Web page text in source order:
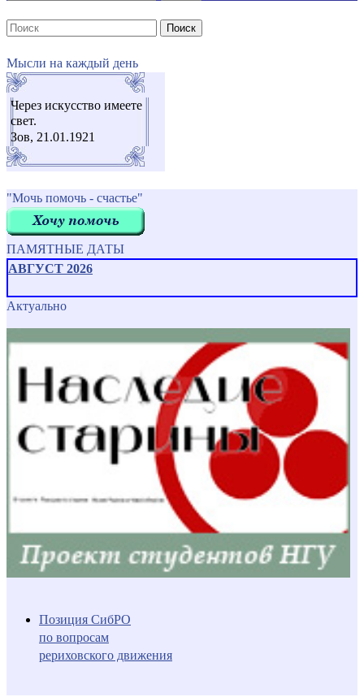
Поиск
Мысли на каждый день
Через искусство имеете
свет.
Зов, 21.01.1921
"Мочь помочь - счастье"
ПАМЯТНЫЕ ДАТЫ
АВГУСТ 2026
Актуально
Позиция СибРО
по вопросам
рериховского движения